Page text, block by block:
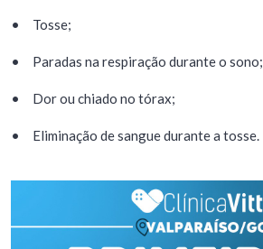
• Tosse;
• Paradas na respiração durante o sono;
• Dor ou chiado no tórax;
• Eliminação de sangue durante a tosse.